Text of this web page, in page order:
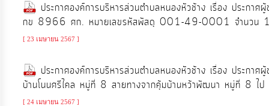
บริการ
ใช้
จ่าย
งบ
ประกาศองค์การบริหารส่วนตำบลหนองหัวช้าง เรื่อง ประกาศ
กข 8966 ศก. หมายเลขรหัสพัสดุ 001-49-0001 จำนวน 1 คั
[ 23 เมษายน 2567 ]
ประกาศองค์การบริหารส่วนตำบลหนองหัวช้าง เรื่อง ประกาศ
บ้านโนนศรีไคล หมู่ที่ 8 สายทางจากคุ้มบ้านหว้าพัฒนา หมู่ที่ 8 ไป
[ 24 เมษายน 2567 ]